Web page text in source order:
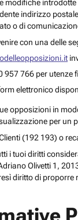
modifiche
indirizzo
o di
con una delle
957 766 per utenze
elettronico
opposizioni in
per un
(192 193) o
i tuoi diritti
Olivetti 1,
diritto di